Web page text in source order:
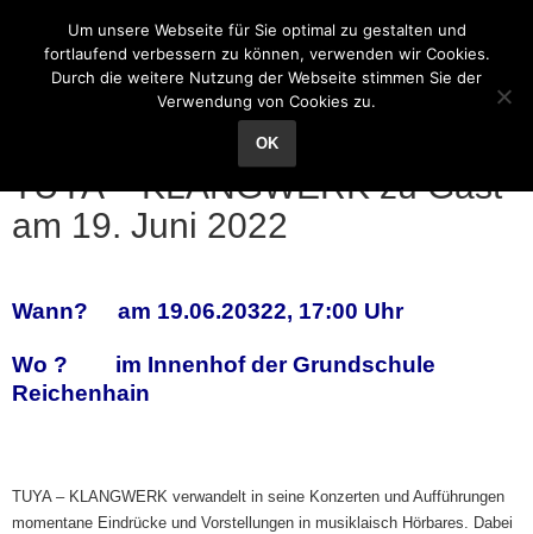
26Mai
TUYA – KLANGWERK zu Gast
am 19. Juni 2022
Wann? am 19.06.20322, 17:00 Uhr
Wo ? im Innenhof der Grundschule
Reichenhain
TUYA – KLANGWERK verwandelt in seine Konzerten und Aufführungen
momentane Eindrücke und Vorstellungen in musiklaisch Hörbares. Dabei
Grundschule Reichenhain
Um unsere Webseite für Sie optimal zu gestalten und
fortlaufend verbessern zu können, verwenden wir Cookies.
Durch die weitere Nutzung der Webseite stimmen Sie der
Verwendung von Cookies zu.
OK